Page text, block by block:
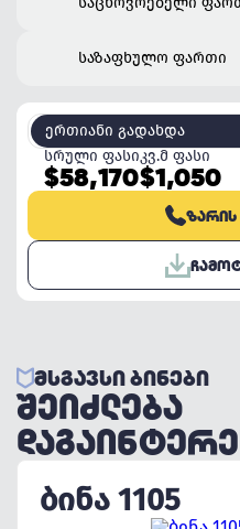
საზაფხულო ფართი
ერთიანი გადახდა
სრული ფასი
$58,170
კვ.მ ფასი
$1,050
ᲛᲡᲒᲐᲕᲡᲘ ᲑᲘᲜᲔᲑᲘ
ᲨᲔᲘᲫᲚᲔᲑᲐ
ᲑᲘᲜᲐ 1105